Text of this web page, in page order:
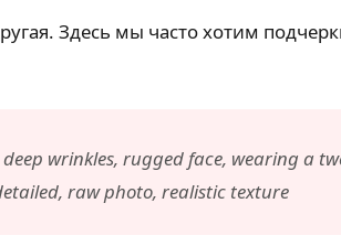
Здесь мы часто хотим
wrinkles, rugged face, wearing a
raw photo, realistic texture